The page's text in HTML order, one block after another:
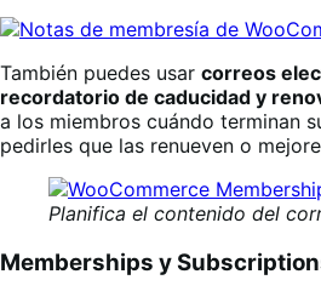
También puedes usar correos
recordatorio de caducidad y
a los miembros cuándo terminan
pedirles que las renueven o
Planifica el contenido del
Memberships y